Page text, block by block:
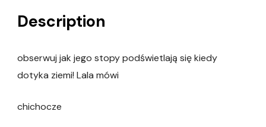
Description
obserwuj jak jego stopy podświetlają się kiedy
dotyka ziemi! Lala mówi
chichocze